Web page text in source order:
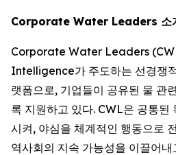
Corporate Water Leaders 소
Corporate Water Leaders
Intelligence가 주도하는 선경쟁
랫폼으로, 기업들이 공유된 물 관
록 지원하고 있다. CWL은 공통된
시켜, 야심을 체계적인 행동으로
역사회의 지속 가능성을 이끌어